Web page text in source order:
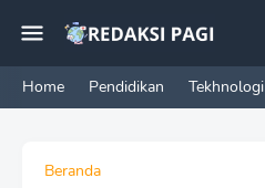
Home Pendidikan Tekhnologi
Beranda